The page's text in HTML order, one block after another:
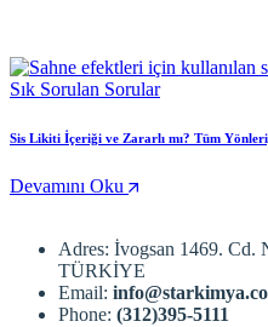
Sık Sorulan Sorular
Sis Likiti İçeriği ve Zararlı mı? Tüm
Devamını Oku
Adres: İvogsan 1469. Cd.
TÜRKİYE
Email:
Phone: (312)395-5111